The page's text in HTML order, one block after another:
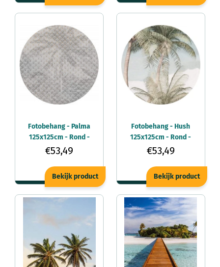
Fotobehang - Palma
125x125cm - Rond -
Vliesbehang -
€53,49
Bekijk product
Fotobehang - Hush
125x125cm - Rond -
Vliesbehang -
€53,49
Bekijk product